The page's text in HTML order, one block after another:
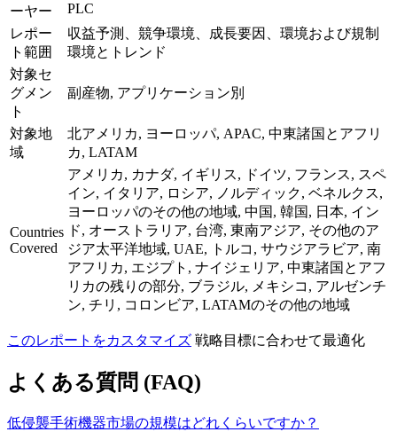
ーヤー
PLC
レポー
ト範囲
収益予測、競争環境、成長要因、環境および規制
環境とトレンド
対象セ
グメン
ト
副産物, アプリケーション別
対象地
域
北アメリカ, ヨーロッパ, APAC, 中東諸国とアフリ
カ, LATAM
Countries
Covered
アメリカ, カナダ, イギリス, ドイツ, フランス, スペ
イン, イタリア, ロシア, ノルディック, ベネルクス,
ヨーロッパのその他の地域, 中国, 韓国, 日本, イン
ド, オーストラリア, 台湾, 東南アジア, その他のア
ジア太平洋地域, UAE, トルコ, サウジアラビア, 南
アフリカ, エジプト, ナイジェリア, 中東諸国とアフ
リカの残りの部分, ブラジル, メキシコ, アルゼンチ
ン, チリ, コロンビア, LATAMのその他の地域
このレポートをカスタマイズ 戦略目標に合わせて最適化
よくある質問 (FAQ)
低侵襲手術機器市場の規模はどれくらいですか？